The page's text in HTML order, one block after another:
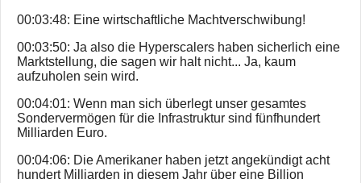
00:03:48: Eine wirtschaftliche Machtverschwibung!
00:03:50: Ja also die Hyperscalers haben sicherlich eine
Marktstellung, die sagen wir halt nicht... Ja, kaum
aufzuholen sein wird.
00:04:01: Wenn man sich überlegt unser gesamtes
Sondervermögen für die Infrastruktur sind fünfhundert
Milliarden Euro.
00:04:06: Die Amerikaner haben jetzt angekündigt acht
hundert Milliarden in diesem Jahr über eine Billion